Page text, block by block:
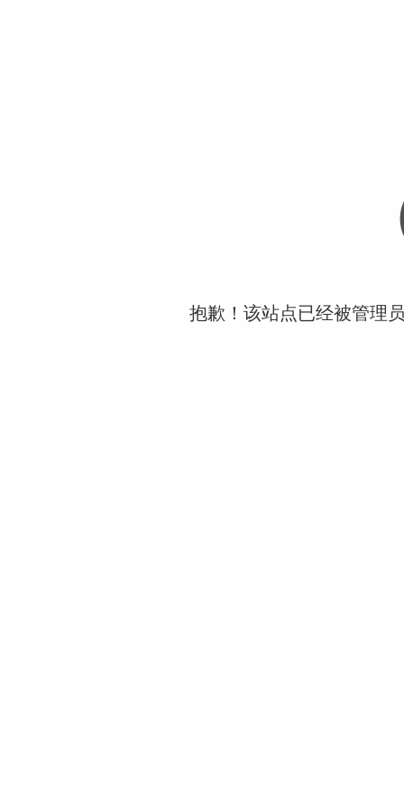
抱歉！该站点已经被管理